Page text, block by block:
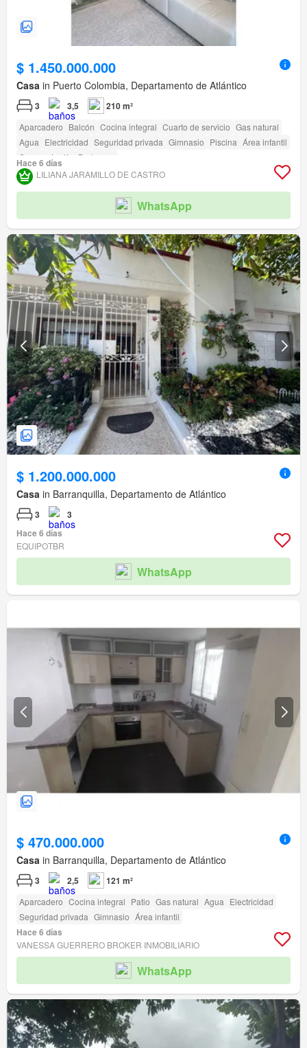
$ 1.450.000.000
Casa in Puerto Colombia, Departamento de Atlántico
3 3,5 210 m²
Aparcadero Balcón Cocina integral Cuarto de servicio Gas natural
Agua Electricidad Seguridad privada Gimnasio Piscina Área infantil
Sauna
Jardín Barbecue
Hace 6 días
LILIANA JARAMILLO DE CASTRO
WhatsApp
$ 1.200.000.000
Casa in Barranquilla, Departamento de Atlántico
3
3
Hace 6 días
EQUIPOTBR
WhatsApp
$ 470.000.000
Casa in Barranquilla, Departamento de Atlántico
3 2,5 121 m²
Aparcadero Cocina integral Patio Gas natural Agua Electricidad
Seguridad privada Gimnasio Área infantil
Hace 6 días
VANESSA GUERRERO BROKER INMOBILIARIO
WhatsApp